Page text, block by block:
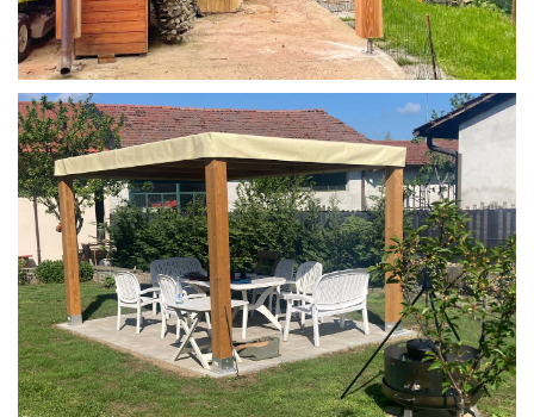
STRUTTURA IN LARICE U/F CON INCASTRI
PERGOLA